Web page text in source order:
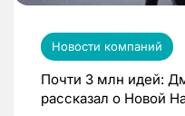
Новости компаний
Почти 3 млн идей:
рассказал о Новой